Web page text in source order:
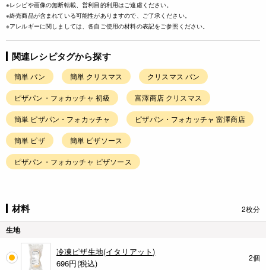
※レシピや画像の無断転載、営利目的利用はご遠慮ください。
※終売商品が含まれている可能性がありますので、ご了承ください。
※アレルギーに関しましては、各自ご使用の材料の表記をご参照ください。
関連レシピタグから探す
簡単 パン 簡単 クリスマス クリスマス パン
ピザパン・フォカッチャ 初級 富澤商店 クリスマス
簡単 ピザパン・フォカッチャ ピザパン・フォカッチャ 富澤商店
簡単 ピザ 簡単 ピザソース
ピザパン・フォカッチャ ピザソース
材料 2枚分
生地
冷凍ピザ生地(イタリアット)
696円(税込)
2個